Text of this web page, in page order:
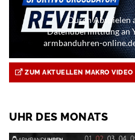
Durch Abspielen
Datenübermittlung an
armbanduhren-
ZUM AKTUELLEN MAKRO VIDEO
UHR DES MONATS